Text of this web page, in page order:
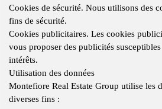
Cookies de sécurité. Nous utilisons des
fins de sécurité.
Cookies publicitaires. Les cookies
vous proposer des publicités
intérêts.
Utilisation des données
Montefiore Real Estate Group utilise les
diverses fins :